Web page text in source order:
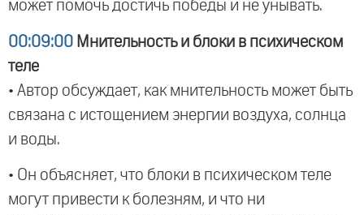
может помочь достичь победы и не унывать.
00:09:00 Мнительность и блоки в психическом
теле
• Автор обсуждает, как мнительность может быть
связана с истощением энергии воздуха, солнца
и воды.
• Он объясняет, что блоки в психическом теле
могут привести к болезням, и что ни